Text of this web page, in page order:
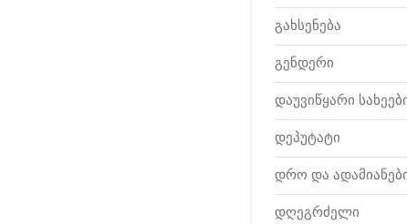
გახსენება
გენდერი
დაუვიწყარი
დეპუტატი
დრო და
დღეგრძელი